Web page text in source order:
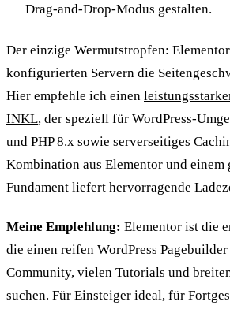
Drag-and-Drop-Modus gestalten.
Der einzige Wermutstropfen:
konfigurierten Servern die
Hier empfehle ich einen
INKL, der speziell für WordPress-
und PHP 8.x sowie serverseitiges
Kombination aus Elementor und einem
Fundament liefert hervorragende
Meine Empfehlung: Elementor ist die
die einen reifen WordPress
Community, vielen Tutorials und
suchen. Für Einsteiger ideal, für